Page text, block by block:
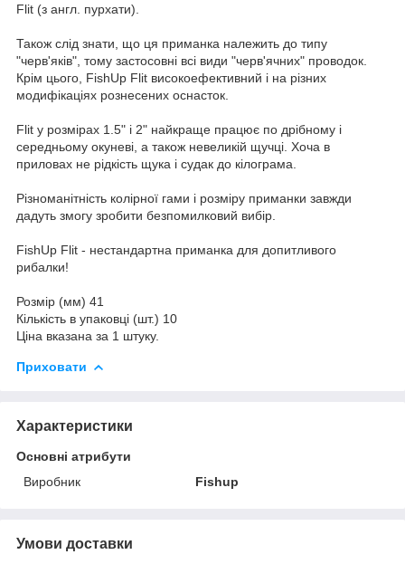
Flit (з англ. пурхати).
Також слід знати, що ця приманка належить до типу
"черв'яків", тому застосовні всі види "черв'ячних" проводок.
Крім цього, FishUp Flit високоефективний і на різних
модифікаціях рознесених оснасток.
Flit у розмірах 1.5" і 2" найкраще працює по дрібному і
середньому окуневі, а також невеликій щучці. Хоча в
приловах не рідкість щука і судак до кілограма.
Різноманітність колірної гами і розміру приманки завжди
дадуть змогу зробити безпомилковий вибір.
FishUp Flit - нестандартна приманка для допитливого
рибалки!
Розмір (мм) 41
Кількість в упаковці (шт.) 10
Ціна вказана за 1 штуку.
Приховати
Характеристики
Основні атрибути
Виробник
Fishup
Умови доставки